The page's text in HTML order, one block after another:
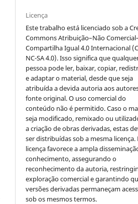
Licença
Este trabalho está licenciado sob a
Commons Atribuição–Não
Compartilha Igual 4.0 Internacional
NC-SA 4.0). Isso significa que
pessoa pode ler, baixar, copiar,
e adaptar o material, desde que seja
atribuída a devida autoria aos
fonte original. O uso comercial do
conteúdo não é permitido. Caso o
seja modificado, remixado ou
a criação de obras derivadas, estas
ser distribuídas sob a mesma licença.
licença favorece a ampla
conhecimento, assegurando o
reconhecimento da autoria,
exploração comercial e garantindo
versões derivadas permaneçam
sob os mesmos termos.